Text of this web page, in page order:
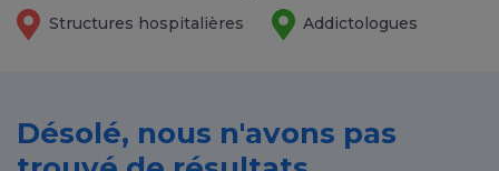
Structures hospitalières
Addictologues
Désolé, nous n'avons pas